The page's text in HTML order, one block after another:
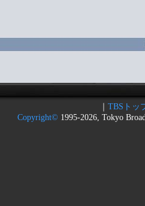
｜ TBSトッ
Copyright© 1995-2026, Tokyo